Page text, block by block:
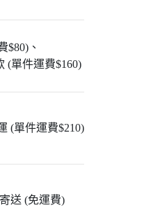
$80)、
(單件運費$160)
(單件運費$210)
送 (免運費)